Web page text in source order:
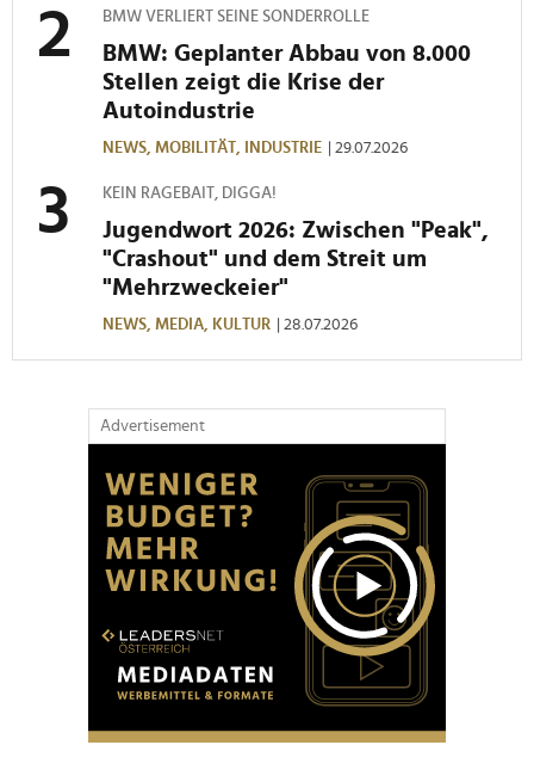
BMW VERLIERT SEINE SONDERROLLE
BMW: Geplanter Abbau von 8.000
Stellen zeigt die Krise der
Autoindustrie
NEWS, MOBILITÄT, INDUSTRIE | 29.07.2026
KEIN RAGEBAIT, DIGGA!
Jugendwort 2026: Zwischen "Peak",
"Crashout" und dem Streit um
"Mehrzweckeier"
NEWS, MEDIA, KULTUR | 28.07.2026
Advertisement